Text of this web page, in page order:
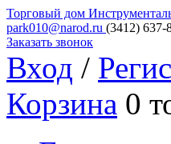
Торговый дом
park010@narod.ru (3412) 637-
Заказать звонок
Вход /
Корзина 0